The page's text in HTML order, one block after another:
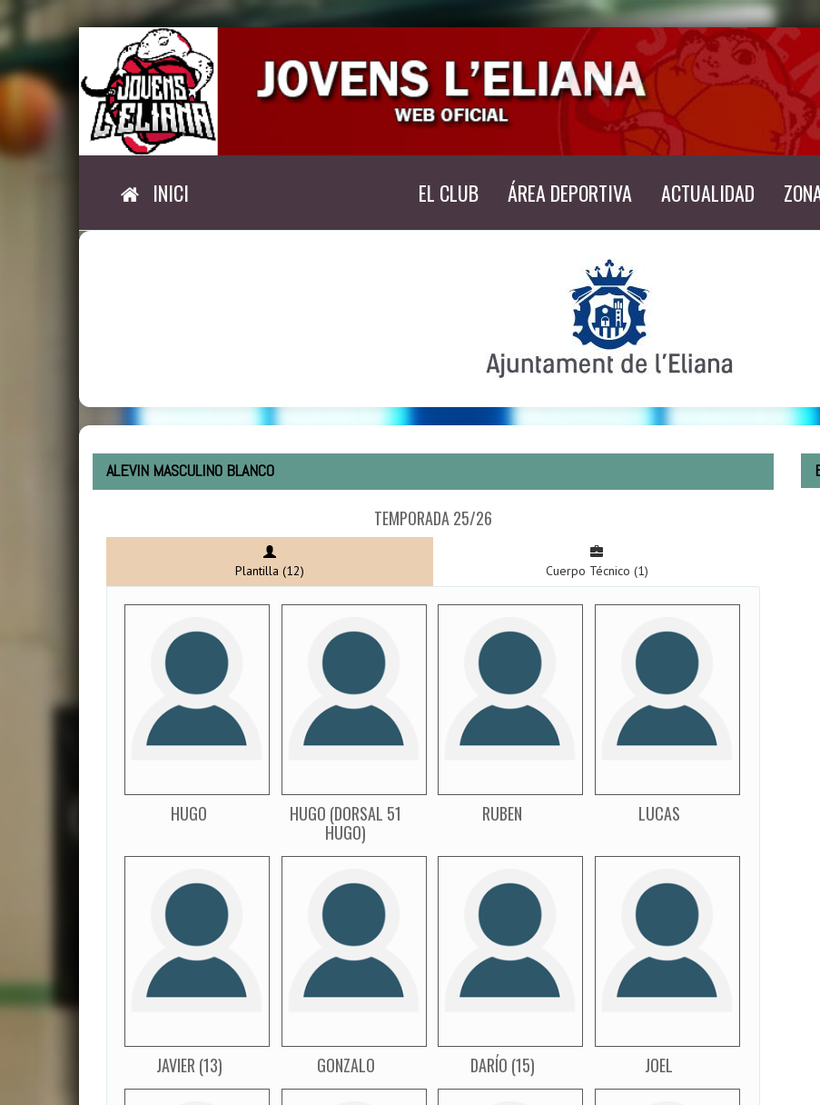
INICI EL CLUB ÁREA DEPORTIVA ACTUALIDAD
ALEVIN MASCULINO BLANCO
TEMPORADA 25/26
Plantilla (12) Cuerpo Técnico (1)
HUGO
HUGO (DORSAL 51
HUGO)
RUBEN LUCAS
JAVIER (13) GONZALO DARÍO (15) JOEL